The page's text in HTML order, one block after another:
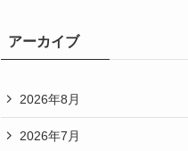
アーカイブ
2026年8月
2026年7月